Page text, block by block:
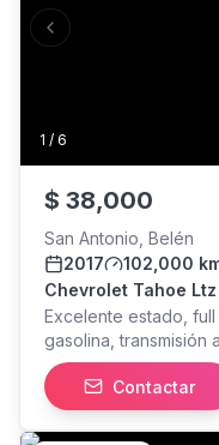
1 / 6
Previous slide
$ 38,000
San Antonio, Belén
2017
102,000
Chevrolet Tahoe
Excelente estado,
gasolina, transmisión
tapicería en cuero,
financiamiento
Contactar